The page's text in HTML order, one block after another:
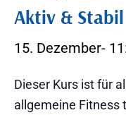
Aktiv &
15. Dezember-
Dieser Kurs ist für
allgemeine Fitness